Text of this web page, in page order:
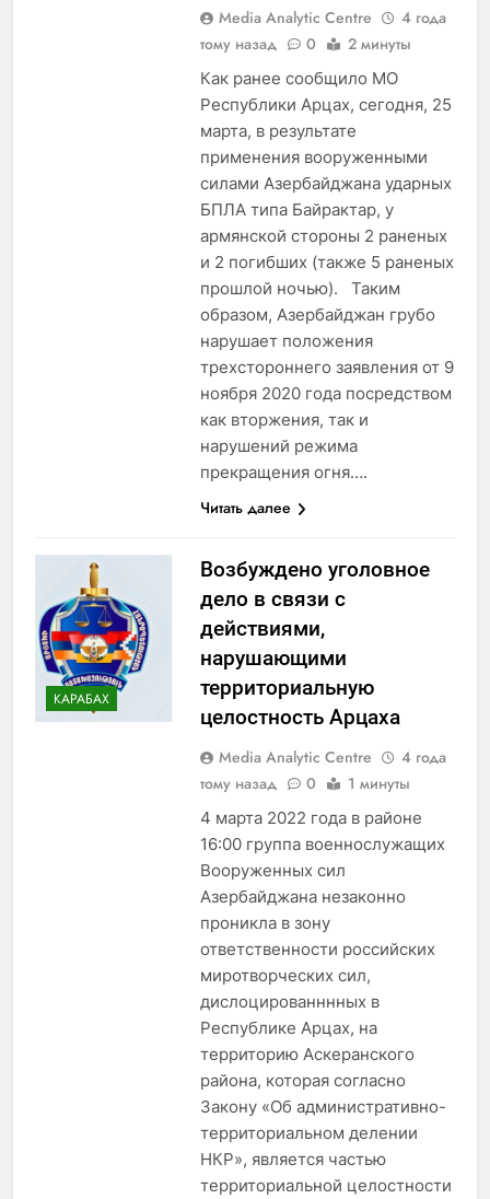
Media Analytic Centre
4 года
тому назад
0 2 минуты
Как ранее сообщило МО
Республики Арцах, сегодня, 25
марта, в результате
применения вооруженными
силами Азербайджана ударных
БПЛА типа Байрактар, у
армянской стороны 2 раненых
и 2 погибших (также 5 раненых
прошлой ночью). Таким
образом, Азербайджан грубо
нарушает положения
трехстороннего заявления от 9
ноября 2020 года посредством
как вторжения, так и
нарушений режима
прекращения огня….
Читать далее
КАРАБАХ
Возбуждено уголовное
дело в связи с
действиями,
нарушающими
территориальную
целостность Арцаха
Media Analytic Centre
4 года
тому назад
0 1 минуты
4 марта 2022 года в районе
16:00 группа военнослужащих
Вооруженных сил
Азербайджана незаконно
проникла в зону
ответственности российских
миротворческих сил,
дислоцированннных в
Республике Арцах, на
территорию Аскеранского
района, которая согласно
Закону «Об административно-
территориальном делении
НКР», является частью
территориальной целостности